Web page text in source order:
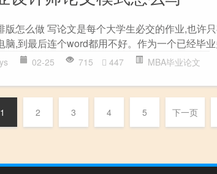
版怎么做 写论文是每个大学生必交的作业,也许
脑,到最后连个word都用不好。作为一个已经毕
02-25 715 447 MBA毕业论文
1 2 3 4 5 下一页